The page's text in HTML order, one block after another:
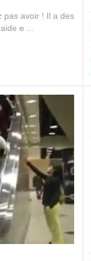
pas avoir ! Il a des
e ...